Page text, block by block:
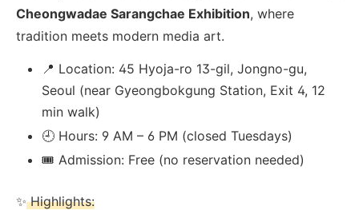
Cheongwadae Sarangchae Exhibition, where
tradition meets modern media art.
📍 Location: 45 Hyoja-ro 13-gil, Jongno-gu,
Seoul (near Gyeongbokgung Station, Exit 4, 12
min walk)
🕘 Hours: 9 AM – 6 PM (closed Tuesdays)
🎟 Admission: Free (no reservation needed)
✨Highlights: